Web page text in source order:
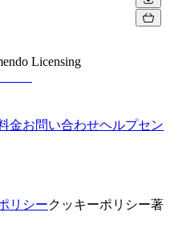
Licensing
金お問い合わせヘルプセン
リシークッキーポリシー著